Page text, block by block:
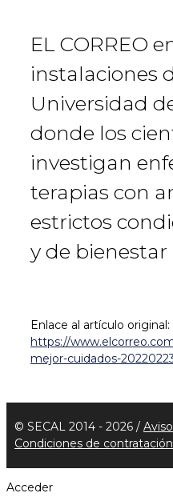
EL CORREO
instalaciones
Universidad
donde los
investigan
terapias con
estrictos
y de
Enlace al artículo original:
https://
mejor-cuidados-
© SECAL 2014 - 2026 /
Condiciones de contratación
Acceder